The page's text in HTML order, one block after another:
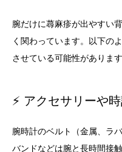
腕だけに蕁麻疹が出やすい
く関わっています。以下の
させている可能性があります
⚡ アクセサリーや
腕時計のベルト（金属、ラ
バンドなどは腕と長時間接